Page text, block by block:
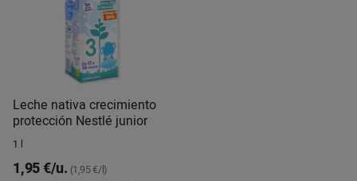
Leche nativa crecimiento
protección Nestlé junior
1 l
1,95 €/u. (1,95 €/l)